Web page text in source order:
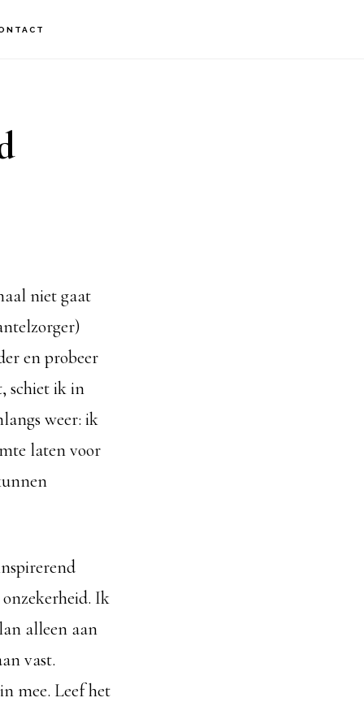
niet gaat
en probeer
schiet ik in
weer: ik
laten voor
Ik
alleen aan
vast.
mee. Leef het